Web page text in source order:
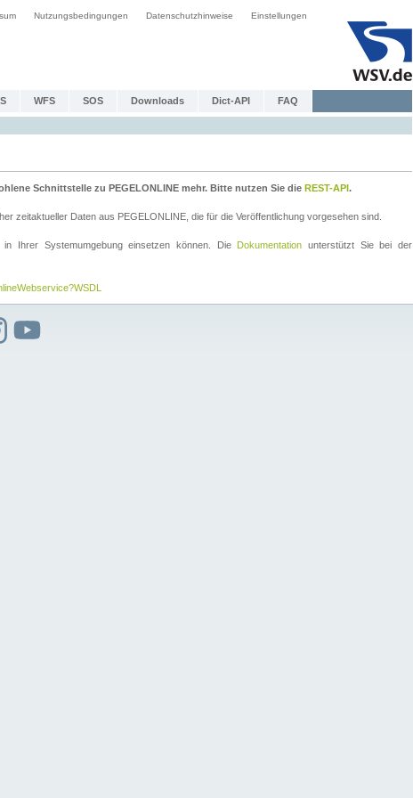
Nutzungsbedingungen Datenschutzhinweise Einstellungen
WFS SOS Downloads Dict-API FAQ
Schnittstelle zu PEGELONLINE mehr. Bitte nutzen Sie die REST-API.
zeitaktueller Daten aus PEGELONLINE, die für die Veröffentlichung vorgesehen sind.
Ihrer Systemumgebung einsetzen können. Die Dokumentation unterstützt Sie bei der